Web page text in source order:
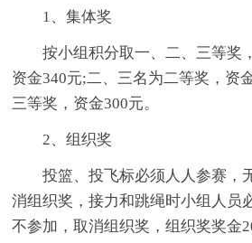
1、集体奖
按小组积分取一、二、三等奖
资金340元;二、三名为二等奖，资
三等奖，资金300元。
2、组织奖
投篮、投飞标必须人人参赛，
消组织奖，接力和跳绳时小组人员
不参加，取消组织奖，组织奖奖金